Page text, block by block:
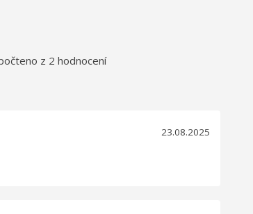
z 2 hodnocení
23.08.2025